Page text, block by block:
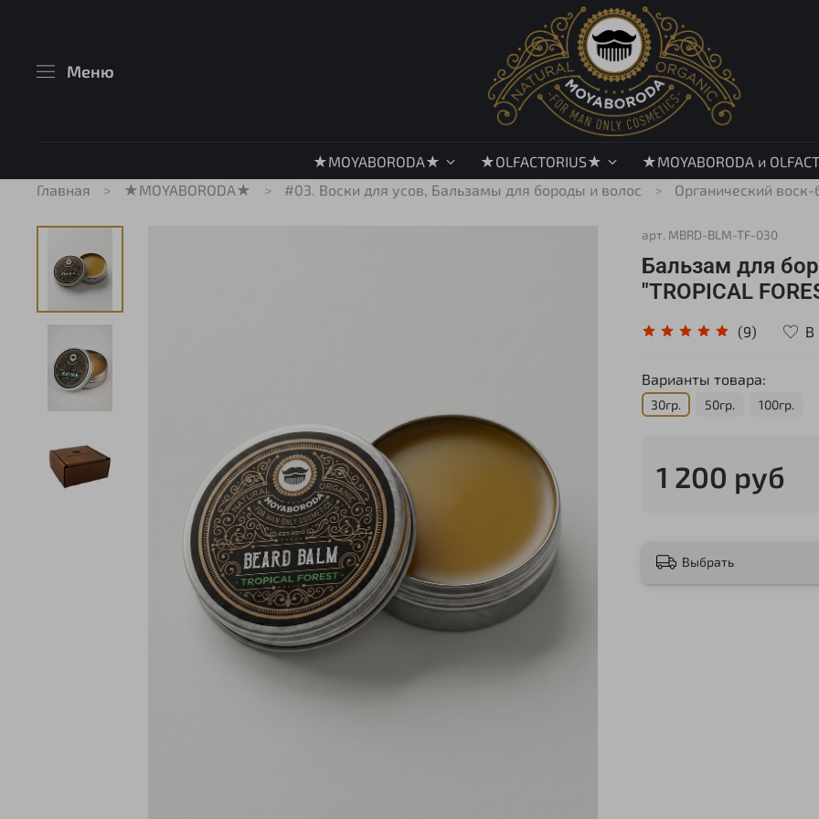
Меню
★MOYABORODA★ ★OLFACTORIUS★
★MOYABORODA и
Главная
★MOYABORODA★ #03. Воски для усов, Бальзамы для бороды и волос Органический воск-
арт. MBRD-BLM-TF-030
Бальзам для
"TROPICAL
(9) В
Варианты товара:
30гр. 50гр. 100гр.
1 200 руб
Выбрать